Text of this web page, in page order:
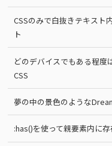
CSSのみで白抜きテキスト
ト
どのデバイスでもある程度
CSS
夢の中の景色のような
:has()を使って親要素内に